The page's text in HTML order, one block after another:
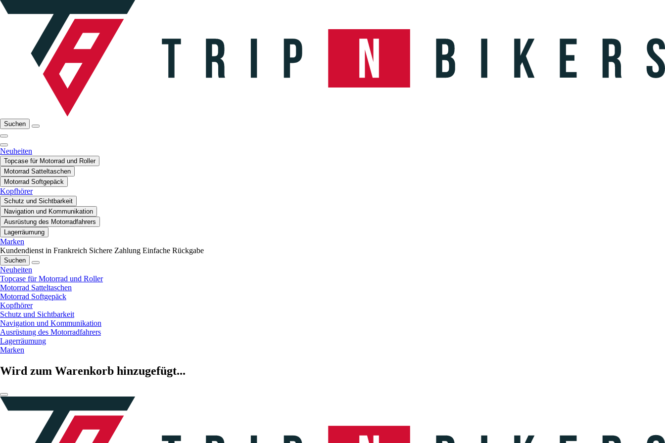
Suchen
Neuheiten
Topcase für Motorrad und Roller
Motorrad Satteltaschen
Motorrad Softgepäck
Kopfhörer
Schutz und Sichtbarkeit
Navigation und Kommunikation
Ausrüstung des Motorradfahrers
Lagerräumung
Marken
Kundendienst in Frankreich Sichere Zahlung Einfache Rückgabe
Suchen
Neuheiten
Topcase für Motorrad und Roller
Motorrad Satteltaschen
Motorrad Softgepäck
Kopfhörer
Schutz und Sichtbarkeit
Navigation und Kommunikation
Ausrüstung des Motorradfahrers
Lagerräumung
Marken
Wird zum Warenkorb hinzugefügt...